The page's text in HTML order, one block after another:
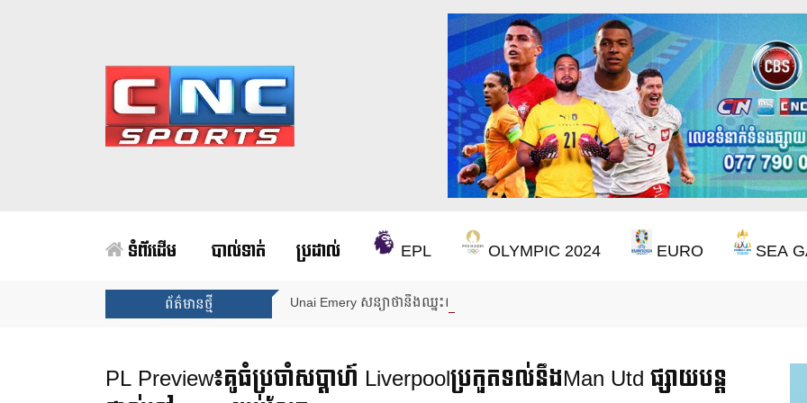
ទំព័រដើម បាល់ទាត់ ប្រដាល់ EPL OLYMPIC 2024 EURO SEA
ព័ត៌មានថ្មី Unai Emery សន្យាថានឹងឈ្នះពានរង្វាន់បន្ថែមទៀត បន្ទាប់ពី Aston Villa ឈ្នះពាន Europa League
PL Preview៖គូធំប្រចាំសប្ដាហ៍ Liverpoolប្រកួតទល់នឹងMan Utd ផ្សាយបន្ត